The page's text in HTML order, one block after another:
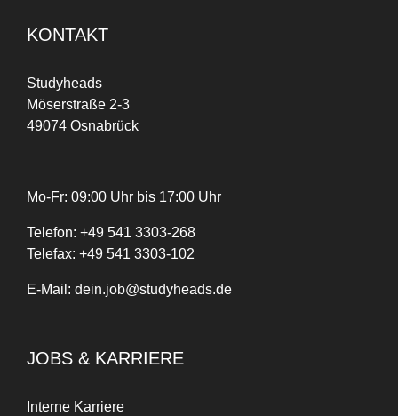
KONTAKT
Studyheads
Möserstraße 2-3
49074 Osnabrück
Mo-Fr: 09:00 Uhr bis 17:00 Uhr
Telefon: +49 541 3303-268
Telefax: +49 541 3303-102
E-Mail: dein.job@studyheads.de
JOBS & KARRIERE
Interne Karriere